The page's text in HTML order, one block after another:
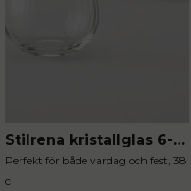
Stilrena kristallglas 6-pack
Perfekt för både vardag och fest, 38
cl